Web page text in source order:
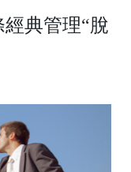
典管理“脫